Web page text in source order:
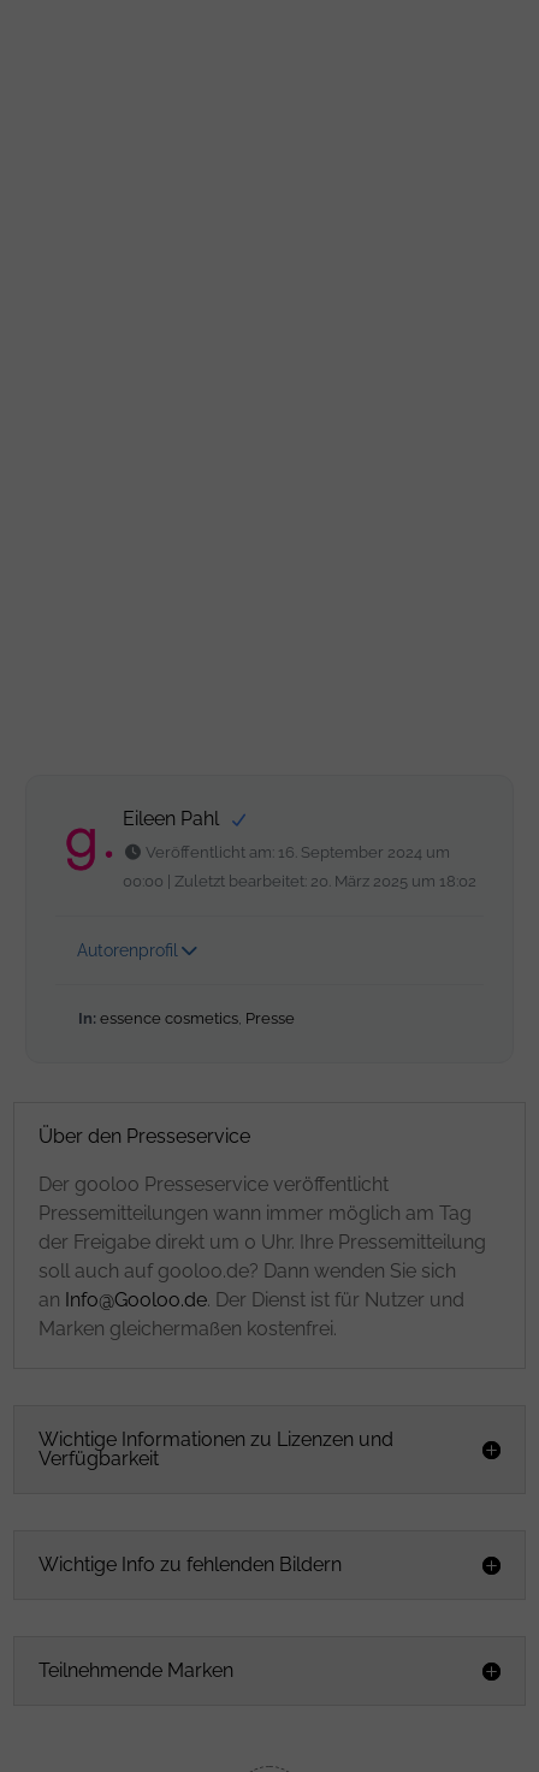
Eileen Pahl
Veröffentlicht am: 16. September 2024 um
00:00 | Zuletzt bearbeitet: 20. März 2025 um 18:02
Autorenprofil
In: essence cosmetics, Presse
Über den Presseservice
Der gooloo Presseservice veröffentlicht
Pressemitteilungen wann immer möglich am Tag
der Freigabe direkt um 0 Uhr. Ihre Pressemitteilung
soll auch auf gooloo.de? Dann wenden Sie sich
an Info@Gooloo.de. Der Dienst ist für Nutzer und
Marken gleichermaßen kostenfrei.
Wichtige Informationen zu Lizenzen und
Verfügbarkeit
Wichtige Info zu fehlenden Bildern
Teilnehmende Marken